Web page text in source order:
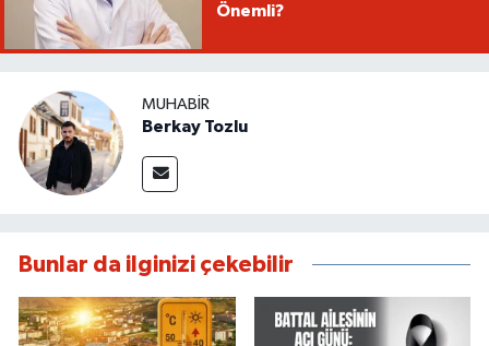
Önemli?
MUHABIR
Berkay Tozlu
Bunlar da ilginizi çekebilir